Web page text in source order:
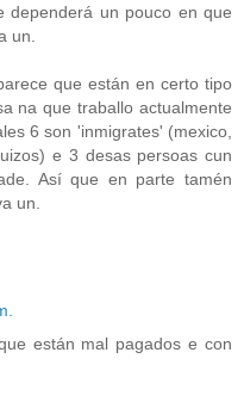
dependerá un pouco en que
un.
que están en certo tipo
na que traballo actualmente
6 son 'inmigrates' (mexico,
e 3 desas persoas cun
Así que en parte tamén
un.
están mal pagados e con